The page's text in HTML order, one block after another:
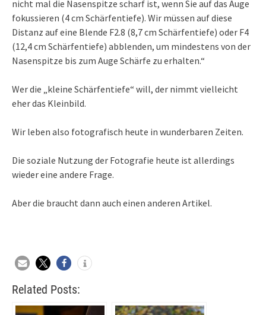
nicht mal die Nasenspitze scharf ist, wenn Sie auf das Auge
fokussieren (4 cm Schärfentiefe). Wir müssen auf diese
Distanz auf eine Blende F2.8 (8,7 cm Schärfentiefe) oder F4
(12,4 cm Schärfentiefe) abblenden, um mindestens von der
Nasenspitze bis zum Auge Schärfe zu erhalten.“
Wer die „kleine Schärfentiefe“ will, der nimmt vielleicht
eher das Kleinbild.
Wir leben also fotografisch heute in wunderbaren Zeiten.
Die soziale Nutzung der Fotografie heute ist allerdings
wieder eine andere Frage.
Aber die braucht dann auch einen anderen Artikel.
Related Posts: